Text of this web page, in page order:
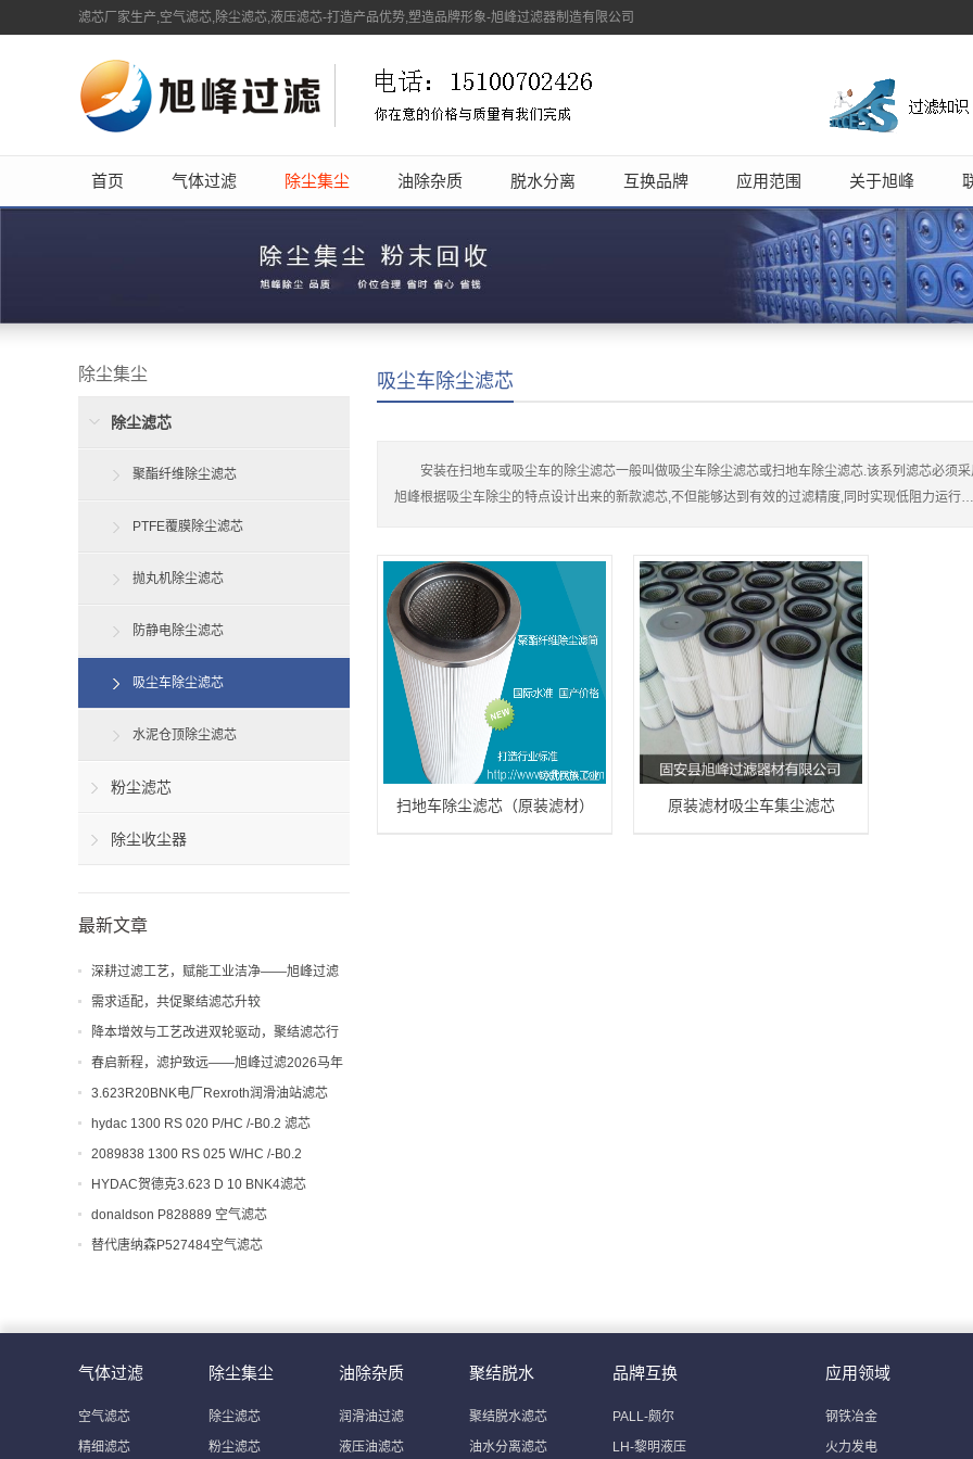
滤芯厂家生产,空气滤芯,除尘滤芯,液压滤芯-打造产品优势,塑造品牌形象-旭峰过滤器制造有限公司
首页 气体过滤 除尘集尘 油除杂质 脱水分离 互换品牌 应用范围 关于旭峰
吸尘车除尘滤芯
安装在扫地车或吸尘车的除尘滤芯一般叫做吸尘车除尘滤芯或扫地车除尘滤芯.该系列滤芯必须
旭峰根据吸尘车除尘的特点设计出来的新款滤芯,不但能够达到有效的过滤精度,同时实现低阻力运
扫地车除尘滤芯（原装滤材） 原装滤材吸尘车集尘滤芯
除尘集尘
除尘滤芯
聚酯纤维除尘滤芯
PTFE覆膜除尘滤芯
抛丸机除尘滤芯
防静电除尘滤芯
吸尘车除尘滤芯
水泥仓顶除尘滤芯
粉尘滤芯
除尘收尘器
最新文章
深耕过滤工艺，赋能工业洁净——旭峰过滤
解析聚结滤芯工艺与应用价值
需求适配，共促聚结滤芯升较
降本增效与工艺改进双轮驱动，聚结滤芯行
业迎来新机遇
春启新程，滤护致远——旭峰过滤2026马年
开工大吉！
3.623R20BNK电厂Rexroth润滑油站滤芯
hydac 1300 RS 020 P/HC /-B0.2 滤芯
2089838 1300 RS 025 W/HC /-B0.2
HYDAC贺德克3.623 D 10 BNK4滤芯
donaldson P828889 空气滤芯
替代唐纳森P527484空气滤芯
气体过滤
空气滤芯
精细滤芯
除尘集尘
除尘滤芯
粉尘滤芯
油除杂质
润滑油过滤
液压油滤芯
聚结脱水
聚结脱水滤芯
油水分离滤芯
品牌互换
PALL-颇尔
LH-黎明液压
应用领域
钢铁冶金
火力发电